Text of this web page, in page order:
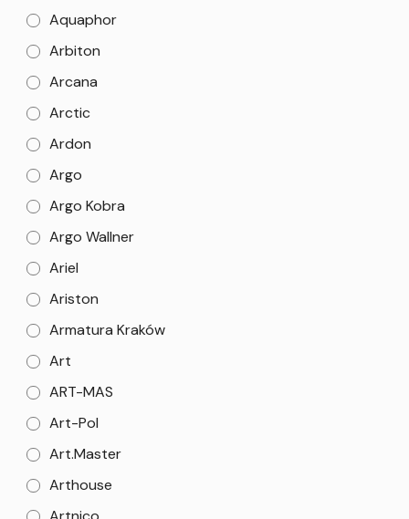
Aquaphor
Arbiton
Arcana
Arctic
Ardon
Argo
Argo Kobra
Argo Wallner
Ariel
Ariston
Armatura Kraków
Art
ART-MAS
Art-Pol
Art.Master
Arthouse